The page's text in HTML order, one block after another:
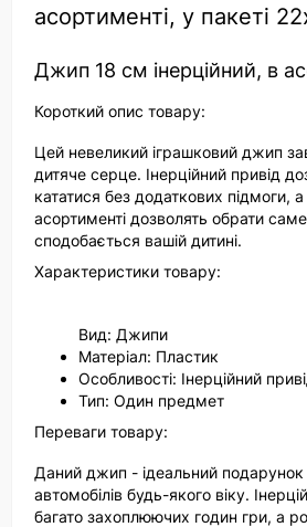
асортименті, у пакеті
Джип 18 см інерційний, в
Короткий опис товару:
Цей невеликий іграшковий джип
дитяче серце. Інерційний привід
кататися без додаткових підмоги, а
асортименті дозволять обрати
сподобається вашій дитині.
Характеристики товару:
Вид: Джипи
Матеріал: Пластик
Особливості: Інерційний
Тип: Один предмет
Переваги товару:
Даний джип - ідеальний подарунок
автомобілів будь-якого віку.
багато захоплюючих годин гри, а